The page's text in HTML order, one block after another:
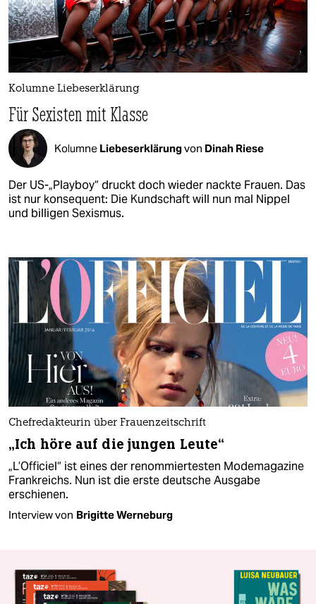
Kolumne Liebeserklärung
Für Sexisten mit Klasse
Kolumne Liebeserklärungvon Dinah Riese
Der US-„Playboy“ druckt doch wieder nackte Frauen. Das
ist nur konsequent: Die Kundschaft will nun mal Nippel
und billigen Sexismus.
Chefredakteurin über Frauenzeitschrift
„Ich höre auf die jungen Leute“
„L’Officiel“ ist eines der renommiertesten Modemagazine
Frankreichs. Nun ist die erste deutsche Ausgabe
erschienen.
Interview von Brigitte Werneburg